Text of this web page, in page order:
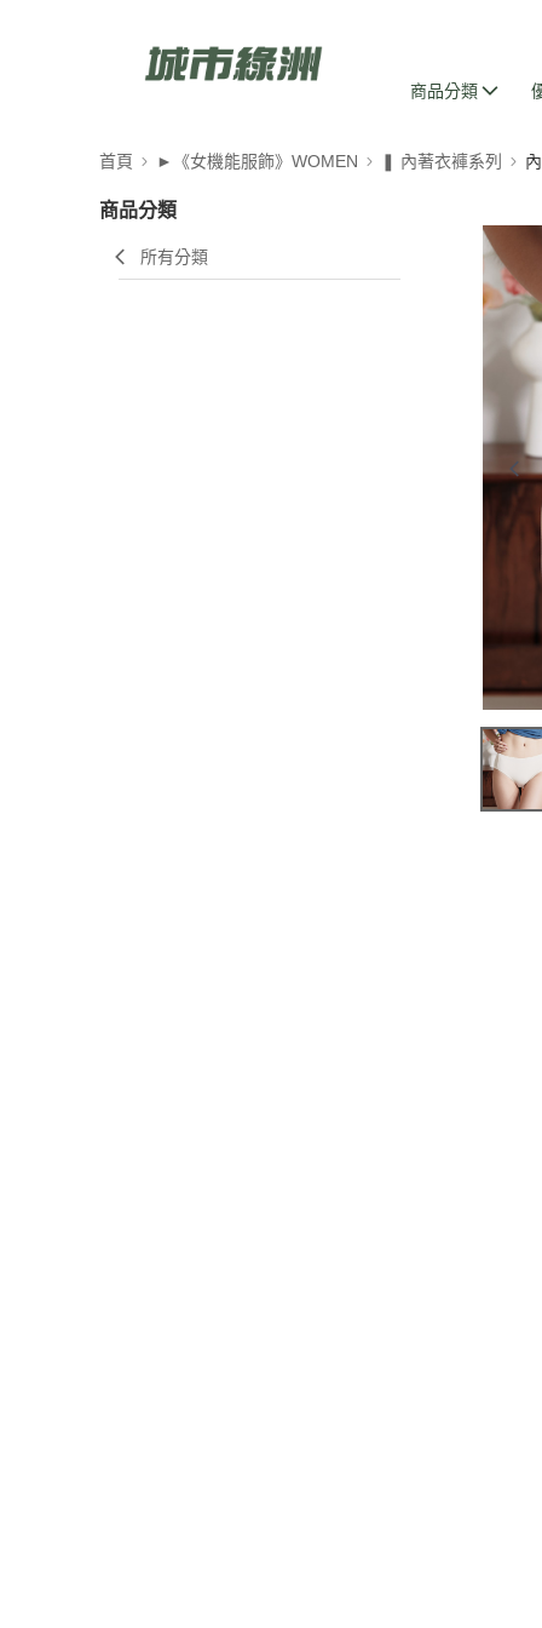
商品分類
首頁 ►《女機能服飾》WOMEN ❚ 內著衣褲系列
商品分類
所有分類